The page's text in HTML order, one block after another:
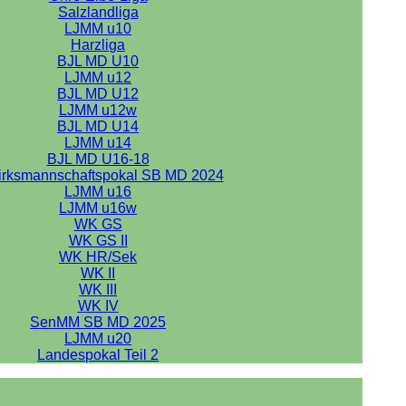
Salzlandliga
LJMM u10
Harzliga
BJL MD U10
LJMM u12
BJL MD U12
LJMM u12w
BJL MD U14
LJMM u14
BJL MD U16-18
SB MD 2024
LJMM u16
LJMM u16w
WK GS
WK GS II
WK HR/Sek
WK II
WK III
WK IV
SenMM SB MD 2025
LJMM u20
Landespokal Teil 2